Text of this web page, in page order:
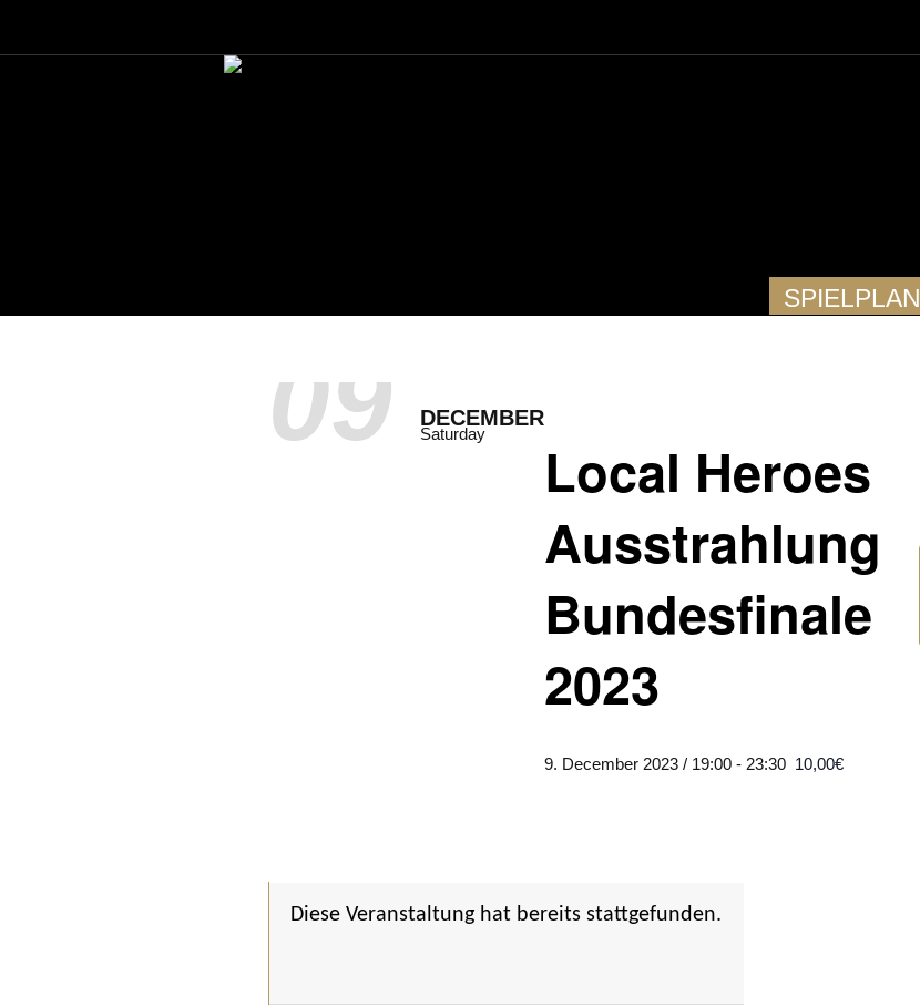
SPIELPLAN
09 DECEMBER
Saturday
Local Heroes
Ausstrahlung
Bundesfinale
2023
9. December 2023 / 19:00 - 23:30 10,00€
Diese Veranstaltung hat bereits stattgefunden.